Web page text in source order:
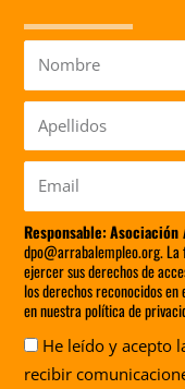
Nombre
Apellidos
Email
Responsable: Asociación
dpo@arrabalempleo.org. La
ejercer sus derechos de
los derechos reconocidos
en nuestra política de
Aceptación
He leído y acepto
recibir